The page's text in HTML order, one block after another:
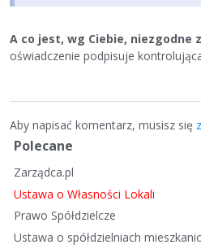
A co jest, wg Ciebie, niezgodne
oświadczenie podpisuje
Aby napisać komentarz, musisz się
S
y
b
k
Polecane
Zarządca.pl
Ustawa o Własności Lokali
Prawo Spółdzielcze
Ustawa o spółdzielniach